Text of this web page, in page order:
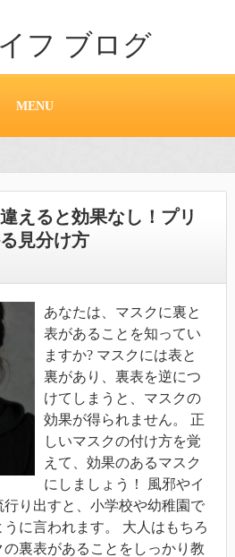
フ ブログ
MENU
えると効果なし！プリ
見分け方
あなたは、マスクに裏と
表があることを知ってい
ますか? マスクには表と
裏があり、裏表を逆につ
けてしまうと、マスクの
効果が得られません。 正
しいマスクの付け方を覚
えて、効果のあるマスク
にしましょう！ 風邪やイ
り出すと、小学校や幼稚園で
に言われます。 大人はもちろ
裏表があることをしっかり教